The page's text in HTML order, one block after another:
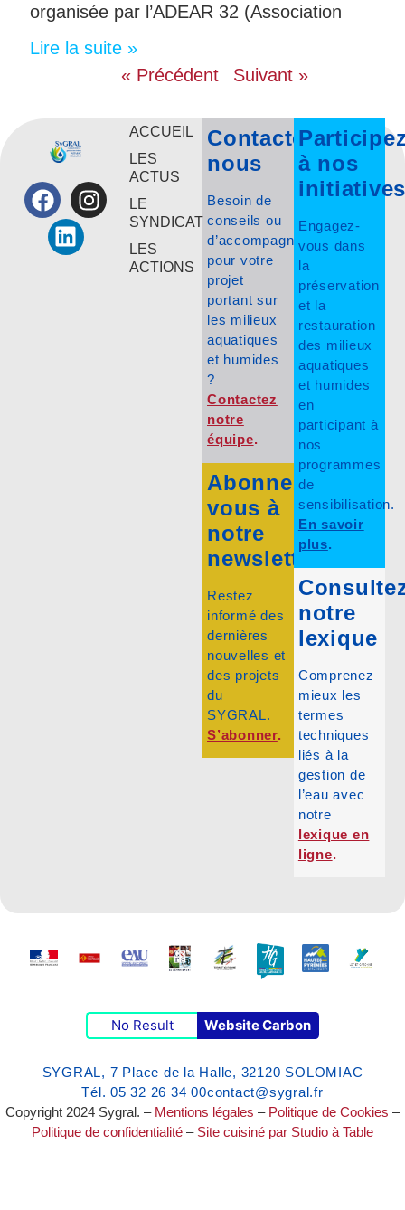
organisée par l’ADEAR 32 (Association
Lire la suite »
« Précédent
Suivant »
ACCUEIL
LES
ACTUS
LE
SYNDICAT
LES
ACTIONS
Contactez-
nous
Besoin de
conseils ou
d’accompagnement
pour votre
projet
portant sur
les milieux
aquatiques
et humides
?
Contactez
notre
équipe.
Abonnez-
vous à
notre
newsletter
Restez
informé des
dernières
nouvelles et
des projets
du
SYGRAL.
S’abonner.
à nos
Engagez-
vous dans
la
préservation
et la
restauration
des milieux
aquatiques
et humides
en
participant à
nos
programmes
de
sensibilisation.
En savoir
plus.
notre
lexique
Comprenez
mieux les
termes
techniques
liés à la
gestion de
l’eau avec
notre
lexique en
ligne.
No Result Website Carbon
SYGRAL, 7 Place de la Halle, 32120 SOLOMIAC
Tél. 05 32 26 34 00contact@sygral.fr
Copyright 2024 Sygral. – Mentions légales – Politique de Cookies –
Politique de confidentialité – Site cuisiné par Studio à Table